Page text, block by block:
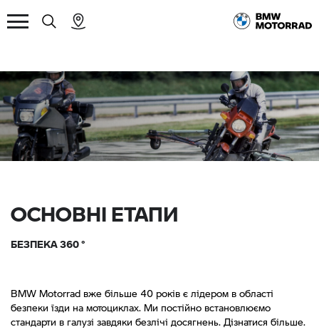
ОСНОВНІ ЕТАПИ
БЕЗПЕКА 360 °
BMW Motorrad вже більше 40 років є лідером в області
безпеки їзди на мотоциклах. Ми постійно встановлюємо
стандарти в галузі завдяки безлічі досягнень. Дізнатися більше.